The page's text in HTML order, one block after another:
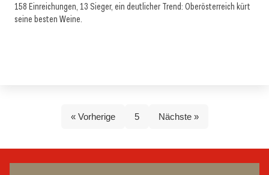
158 Einreichungen, 13 Sieger, ein deutlicher Trend: Oberösterreich kürt
seine besten Weine.
« Vorherige 5 Nächste »